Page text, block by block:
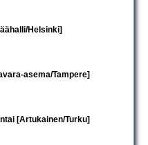
Helsinki]
asema/Tampere]
[Artukainen/Turku]